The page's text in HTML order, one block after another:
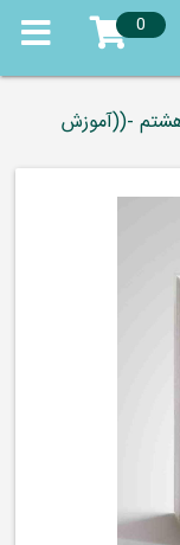
0
-((آموزش